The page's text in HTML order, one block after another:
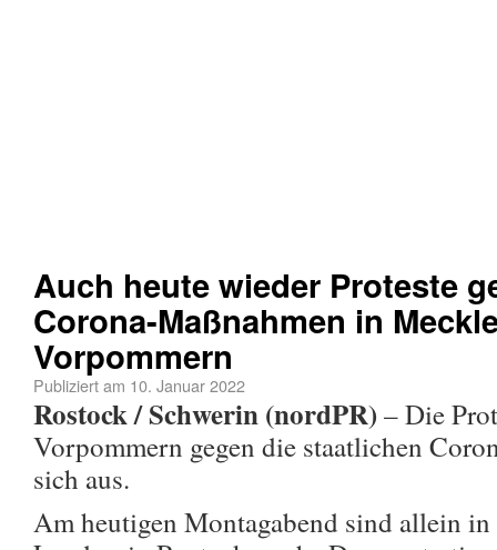
Auch heute wieder Proteste
Corona-Maßnahmen in
Vorpommern
Publiziert am 10. Januar 2022
Rostock / Schwerin (nordPR)– Die
Vorpommern gegen die staatlichen
sich aus.
Am heutigen Montagabend sind allein in